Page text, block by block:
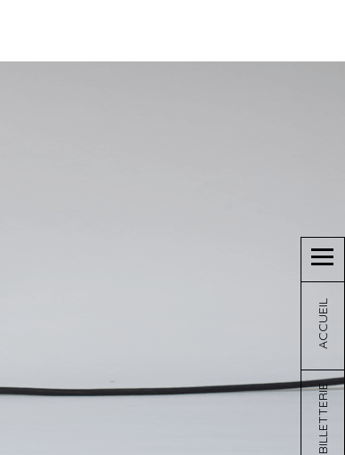
ACCUEIL
BILLETTERIE